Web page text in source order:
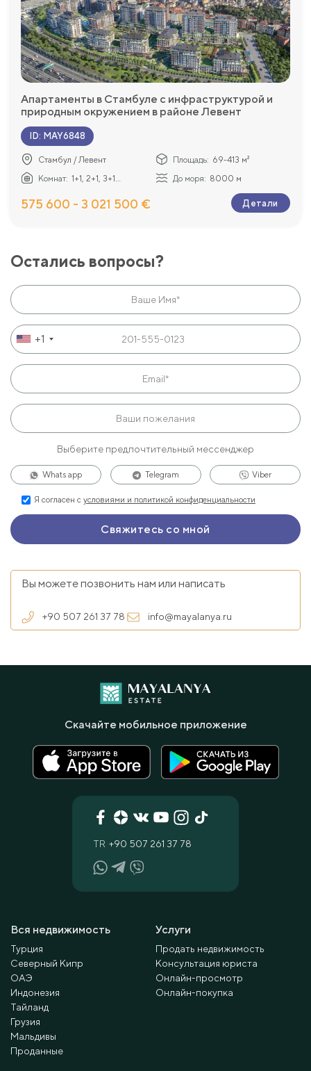
Апартаменты в Стамбуле с инфраструктурой и
природным окружением в районе Левент
ID: MAY6848
Стамбул / Левент Площадь: 69-413 м²
Комнат: 1+1, 2+1, 3+1... До моря: 8000 м
575 600 - 3 021 500 € Детали
Остались вопросы?
+1
Выберите предпочтительный мессенджер
Whats app Telegram Viber
Я согласен с условиями и политикой конфиденциальности
Вы можете позвонить нам или написать
+90 507 261 37 78 info@mayalanya.ru
Вся недвижимость
Турция
Северный Кипр
ОАЭ
Индонезия
Тайланд
Грузия
Мальдивы
Проданные
Услуги
Продать недвижимость
Консультация юриста
Онлайн-просмотр
Онлайн-покупка
TR +90 507 261 37 78
Скачайте мобильное приложение